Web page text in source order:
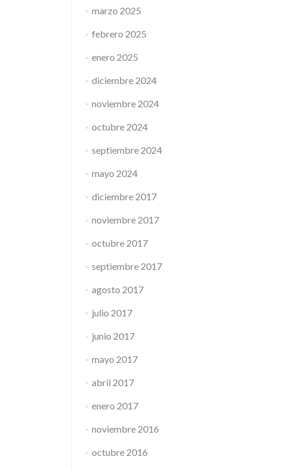
marzo 2025
febrero 2025
enero 2025
diciembre 2024
noviembre 2024
octubre 2024
septiembre 2024
mayo 2024
diciembre 2017
noviembre 2017
octubre 2017
septiembre 2017
agosto 2017
julio 2017
junio 2017
mayo 2017
abril 2017
enero 2017
noviembre 2016
octubre 2016